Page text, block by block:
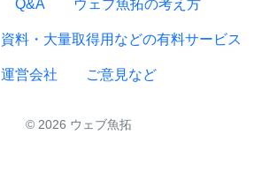
Q&A ウェブ魚拓の考え方
資料・大量取得用などの有料サービス
運営会社 ご意見など
© 2026 ウェブ魚拓